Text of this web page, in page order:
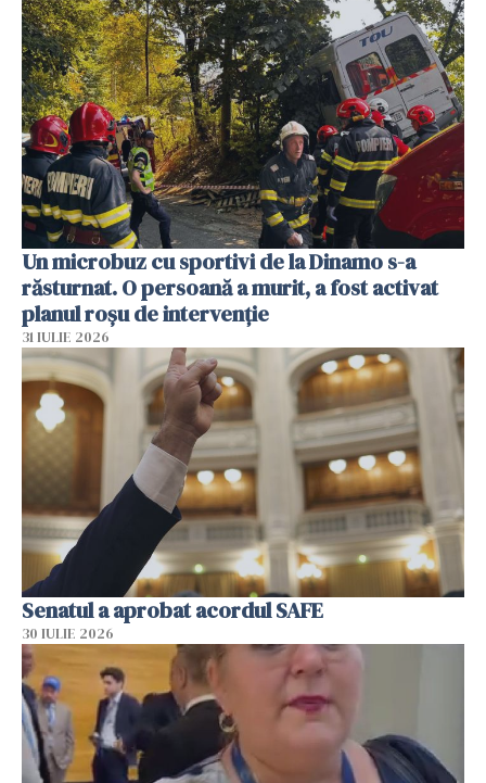
Un microbuz cu sportivi de la Dinamo s-a
răsturnat. O persoană a murit, a fost activat
planul roșu de intervenție
31 IULIE 2026
Senatul a aprobat acordul SAFE
30 IULIE 2026